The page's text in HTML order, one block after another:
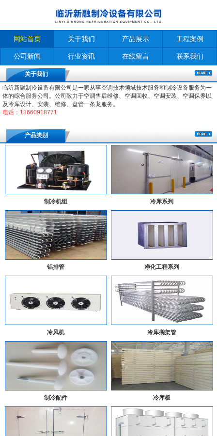
网站首页 关于我们 产品展示 工程案例
公司新闻 行业资讯 在线留言 联系我们
关于我们
临沂新融制冷设备有限公司是一家从事空调技术领域技术服务和制冷设备服务为一
体的综合服务公司。公司致力于空调售后维修、空调回收、空调安装、空调保养以
及冷库设计、安装、维修、盘管一条龙服务。
电话：18660918771
产品类别
制冷机组 冷库系列
铝排管 净化工程系列
冷风机 冷库搁架管
制冷配件 冷库板